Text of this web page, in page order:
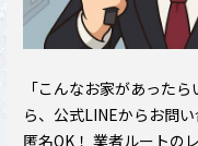
「こんなお家があった
ら、公式LINEからお問い
匿名OK！ 業者ルートの